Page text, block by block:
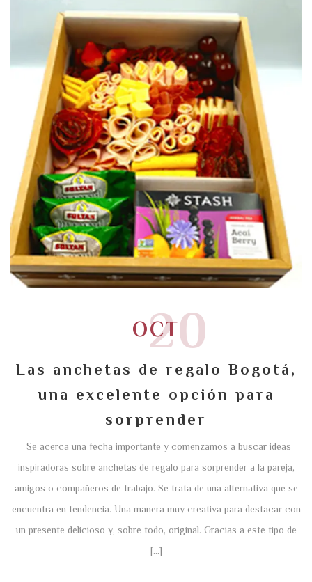
20
OCT
Las anchetas de regalo Bogotá,
una excelente opción para
sorprender
Se acerca una fecha importante y comenzamos a buscar ideas
inspiradoras sobre anchetas de regalo para sorprender a la pareja,
amigos o compañeros de trabajo. Se trata de una alternativa que se
encuentra en tendencia. Una manera muy creativa para destacar con
un presente delicioso y, sobre todo, original. Gracias a este tipo de
[…]